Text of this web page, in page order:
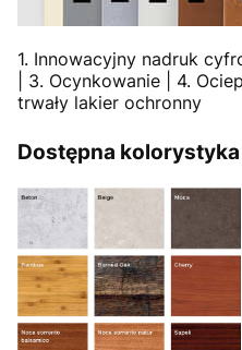
1. Innowacyjny nadruk
| 3. Ocynkowanie | 4.
trwały lakier ochronny
Dostępna kolorystyka